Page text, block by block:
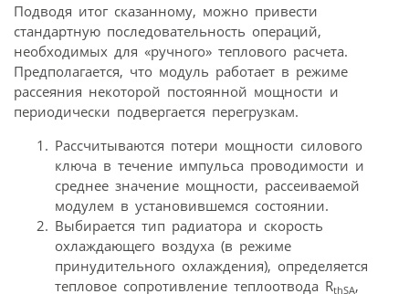
Подводя итог сказанному, можно привести
стандартную последовательность операций,
необходимых для «ручного» теплового расчета.
Предполагается, что модуль работает в режиме
рассеяния некоторой постоянной мощности и
периодически подвергается перегрузкам.
Рассчитываются потери мощности силового
ключа в течение импульса проводимости и
среднее значение мощности, рассеиваемой
модулем в установившемся состоянии.
Выбирается тип радиатора и скорость
охлаждающего воздуха (в режиме
принудительного охлаждения), определяется
тепловое сопротивление теплоотвода RthSA,